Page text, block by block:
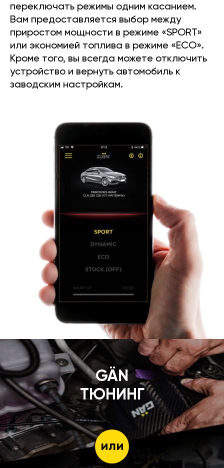
переключать режимы одним касанием.
Вам предоставляется выбор между
приростом мощности в режиме «SPORT»
или экономией топлива в режиме «ECO».
Кроме того, вы всегда можете отключить
устройство и вернуть автомобиль к
заводским настройкам.
GÄN
ТЮНИНГ
или